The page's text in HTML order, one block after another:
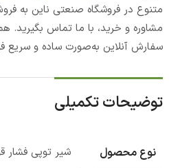
متنوع در فروشگاه صنعتی ناین به
مشاوره و خرید، با ما تماس بگیرید.
سفارش آنلاین به‌صورت ساده و سریع
توضیحات تکمیلی
نوع محصول شیر توپی فشار